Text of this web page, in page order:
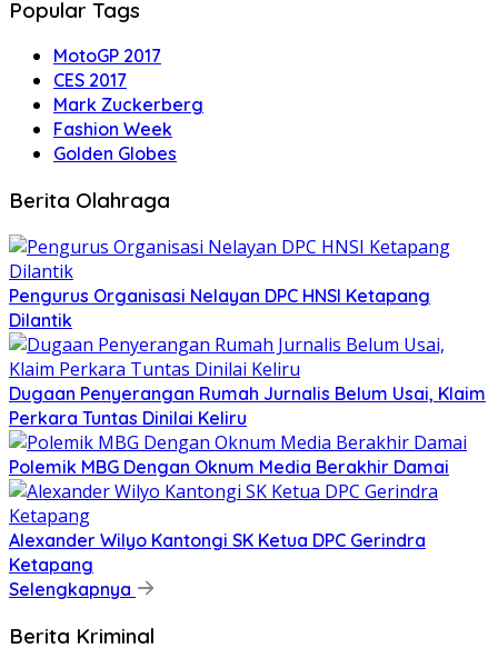
Popular Tags
MotoGP 2017
CES 2017
Mark Zuckerberg
Fashion Week
Golden Globes
Berita Olahraga
Pengurus Organisasi Nelayan DPC HNSI Ketapang
Dilantik
Dugaan Penyerangan Rumah Jurnalis Belum Usai, Klaim
Perkara Tuntas Dinilai Keliru
Polemik MBG Dengan Oknum Media Berakhir Damai
Alexander Wilyo Kantongi SK Ketua DPC Gerindra
Ketapang
Selengkapnya
Berita Kriminal